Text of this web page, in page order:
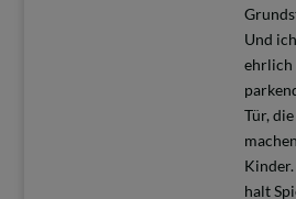
Und
ehrlich
Tür,
halt